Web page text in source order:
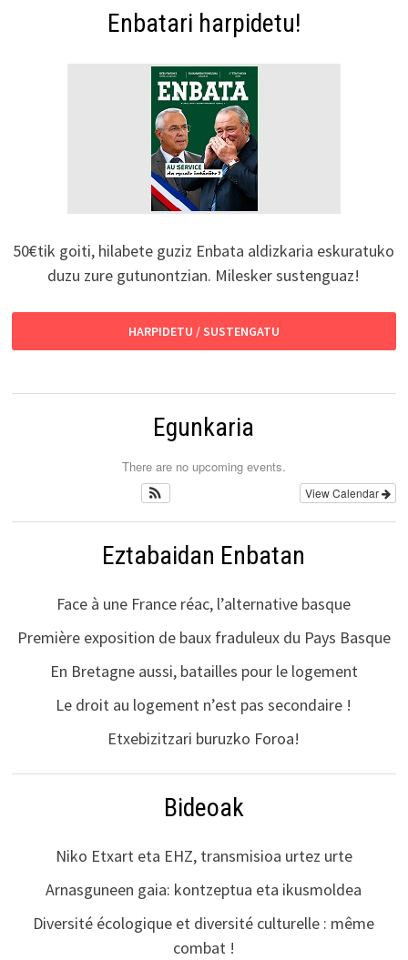
Enbatari harpidetu!
50€tik goiti, hilabete guziz Enbata aldizkaria eskuratuko
duzu zure gutunontzian. Milesker sustenguaz!
HARPIDETU / SUSTENGATU
Egunkaria
There are no upcoming events.
View Calendar
Eztabaidan Enbatan
Face à une France réac, l’alternative basque
Première exposition de baux fraduleux du Pays Basque
En Bretagne aussi, batailles pour le logement
Le droit au logement n’est pas secondaire !
Etxebizitzari buruzko Foroa!
Bideoak
Niko Etxart eta EHZ, transmisioa urtez urte
Arnasguneen gaia: kontzeptua eta ikusmoldea
Diversité écologique et diversité culturelle : même
combat !